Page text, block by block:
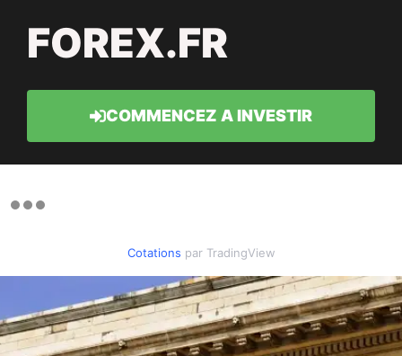
FOREX.FR
COMMENCEZ A INVESTIR
Cotations par TradingView